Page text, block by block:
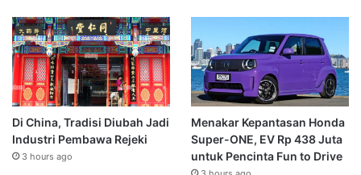
Di China, Tradisi Diubah Jadi
Industri Pembawa Rejeki
3 hours ago
Menakar Kepantasan Honda
Super-ONE, EV Rp 438 Juta
untuk Pencinta Fun to Drive